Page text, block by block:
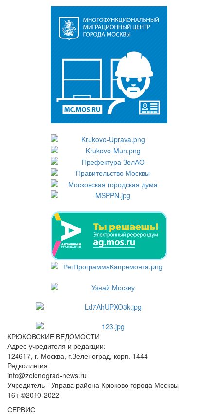
КРЮКОВСКИЕ ВЕДОМОСТИ
Адрес учредителя и редакции:
124617, г. Москва, г.Зеленоград, корп. 1444
Редколлегия
info@zelenograd-news.ru
Учредитель - Управа района Крюково города Москвы
16+ ©2010-2022
СЕРВИС